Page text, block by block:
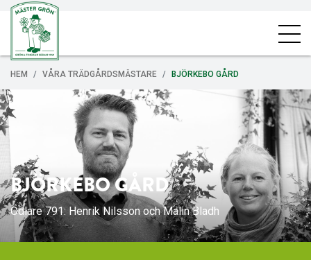
HEM VÅRA TRÄDGÅRDSMÄSTARE BJÖRKEBO GÅRD
BJÖRKEBO GÅRD
Odlare 791: Henrik Nilsson och Malin Bladh